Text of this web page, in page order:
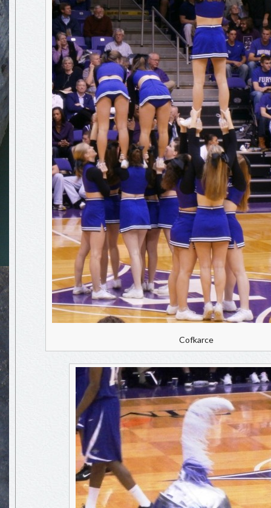
Cofkarce